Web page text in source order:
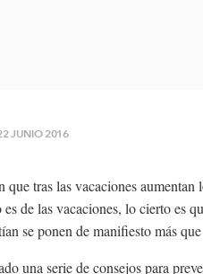
JUNIO 2016
que tras las vacaciones
de las vacaciones, lo cierto es
se ponen de manifiesto más
una serie de consejos para